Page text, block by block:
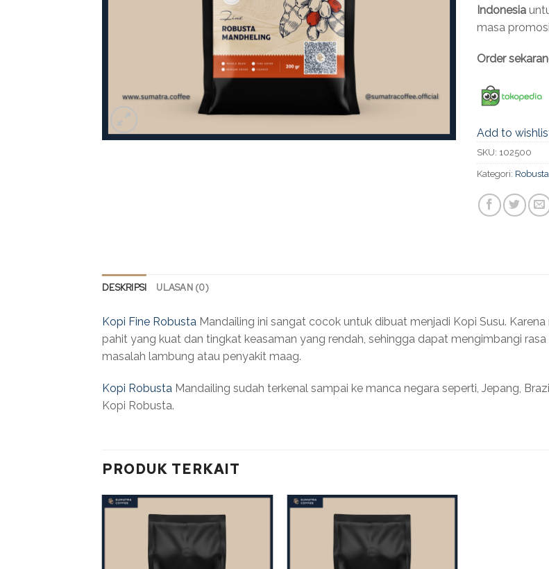
Indonesia
masa promosi
Order
Add to
SKU: 102500
Kategori: Robusta
DESKRIPSI ULASAN (0)
Kopi Fine Robusta Mandailing ini sangat cocok untuk dibuat menjadi Kopi Susu.
pahit yang kuat dan tingkat keasaman yang rendah, sehingga dapat mengimbangi
masalah lambung atau penyakit maag.
Kopi Robusta Mandailing sudah terkenal sampai ke manca negara seperti, Jepang,
Kopi Robusta.
PRODUK TERKAIT